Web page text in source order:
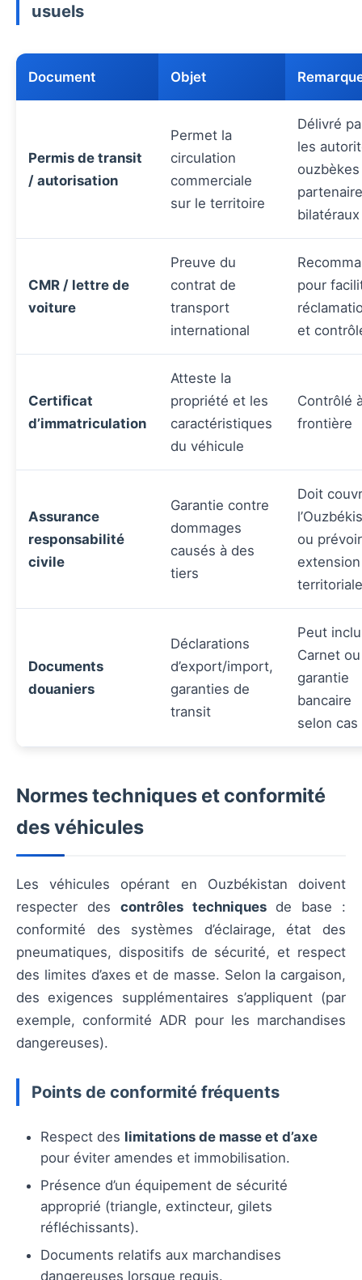
usuels
Document Objet
Permis de transit
/ autorisation
Permet la
circulation
commerciale
sur le territoire
Délivré
les
bilatéraux
CMR / lettre de
voiture
Preuve du
contrat de
transport
international
pour
et
Certificat
d’immatriculation
Atteste la
propriété et les
caractéristiques
du véhicule
Contrôlé
frontière
Assurance
responsabilité
civile
Garantie contre
dommages
causés à des
tiers
Doit
ou prévoir
extension
territoriale
Documents
douaniers
Déclarations
d’export/import,
garanties de
transit
Peut
Carnet ou
garantie
bancaire
selon cas
Normes techniques et conformité
des véhicules
Les véhicules opérant en Ouzbékistan doivent
respecter des contrôles techniquesde base :
conformité des systèmes d’éclairage, état des
pneumatiques, dispositifs de sécurité, et respect
des limites d’axes et de masse. Selon la cargaison,
des exigences supplémentaires s’appliquent (par
exemple, conformité ADR pour les marchandises
dangereuses).
Points de conformité fréquents
Respect des limitations de masse et d’axe
pour éviter amendes et immobilisation.
Présence d’un équipement de sécurité
approprié (triangle, extincteur, gilets
réfléchissants).
Documents relatifs aux marchandises
dangereuses lorsque requis.